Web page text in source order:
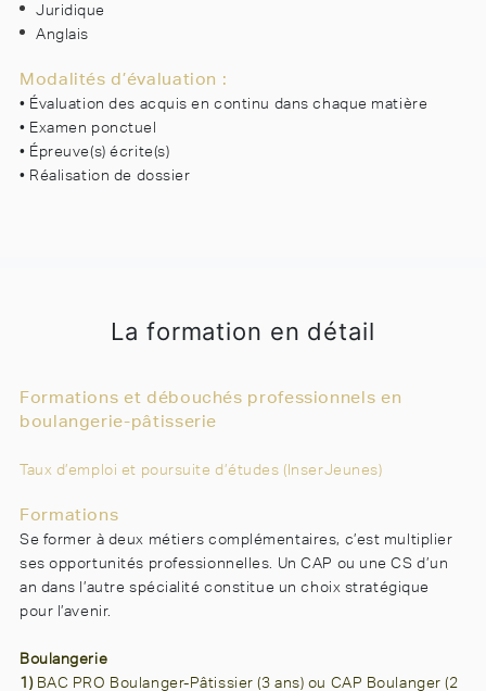
Juridique
Anglais
Modalités d’évaluation :
• Évaluation des acquis en continu dans chaque matière
• Examen ponctuel
• Épreuve(s) écrite(s)
• Réalisation de dossier
La formation en détail
Formations et débouchés professionnels en
boulangerie-pâtisserie
Taux d’emploi et poursuite d’études (InserJeunes)
Formations
Se former à deux métiers complémentaires, c’est multiplier
ses opportunités professionnelles. Un CAP ou une CS d’un
an dans l’autre spécialité constitue un choix stratégique
pour l’avenir.
Boulangerie
1) BAC PRO Boulanger-Pâtissier (3 ans) ou CAP Boulanger (2